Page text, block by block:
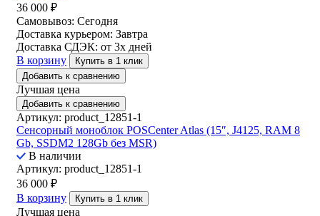
36 000 ₽
Самовывоз: Сегодня
Доставка курьером: Завтра
Доставка СДЭК: от 3х дней
В корзину
Купить в 1 клик
Добавить к сравнению
Лучшая цена
Добавить к сравнению
Артикул: product_12851-1
Сенсорный моноблок POSCenter Atlas (15″, J4125, RAM 8
Gb, SSDM2 128Gb без MSR)
В наличии
Артикул: product_12851-1
36 000 ₽
В корзину
Купить в 1 клик
Лучшая цена